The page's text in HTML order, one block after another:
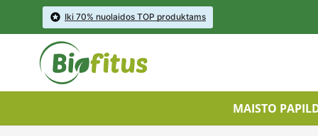
 Iki 70% nuolaidos TOP produktams
MAISTO